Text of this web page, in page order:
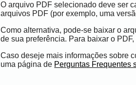
O arquivo PDF selecionado deve ser
arquivos PDF (por exemplo, uma
Como alternativa, pode-se baixar o
de sua preferência. Para baixar o
Caso deseje mais informações sobre
uma página de Perguntas Frequentes